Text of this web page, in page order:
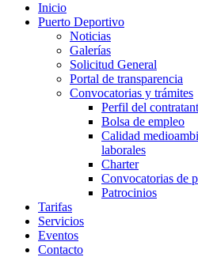
Inicio
Puerto Deportivo
Noticias
Galerías
Solicitud General
Portal de transparencia
Convocatorias y trámites
Perfil del
Bolsa de empleo
Calidad
laborales
Charter
Convocatorias de
Patrocinios
Tarifas
Servicios
Eventos
Contacto